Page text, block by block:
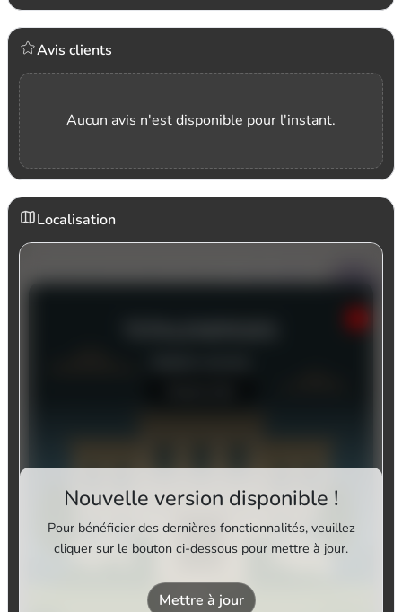
Avis clients
Aucun avis n'est disponible pour l'instant.
Localisation